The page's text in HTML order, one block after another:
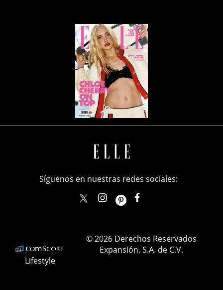
Síguenos en nuestras redes sociales:
elle_mexicoellemexico
Lifestyle
© 2026 Derechos Reservados
Expansión, S.A. de C.V.